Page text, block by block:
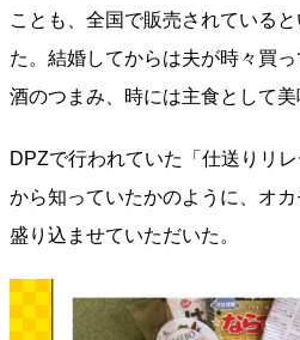
ことも、全国で販売されている
た。結婚してからは夫が時々買
酒のつまみ、時には主食として美
DPZで行われていた「仕送りリ
から知っていたかのように、オ
盛り込ませていただいた。